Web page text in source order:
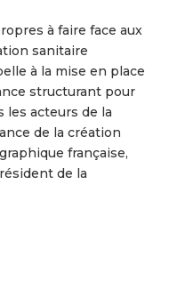
à faire face aux
sanitaire
à la mise en place
structurant pour
les acteurs de la
de la création
française,
de la